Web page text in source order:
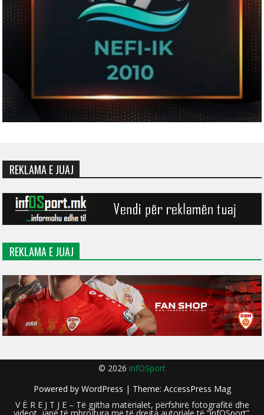
REKLAMA E JUAJ
REKLAMA E JUAJ
© 2026 infOSport
Powered by WordPress | Theme: AccessPress Mag
V Ë R E J T J E – Të gjitha materialet, përfshirë fotografitë dhe